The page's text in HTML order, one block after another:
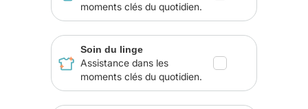
moments clés du quotidien.
Soin du linge
Assistance dans les
moments clés du quotidien.